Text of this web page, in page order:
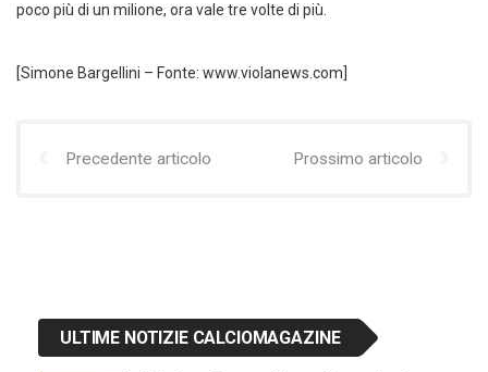
poco più di un milione, ora vale tre volte di più.
[Simone Bargellini – Fonte: www.violanews.com]
Precedente articolo Prossimo articolo
ULTIME NOTIZIE CALCIOMAGAZINE